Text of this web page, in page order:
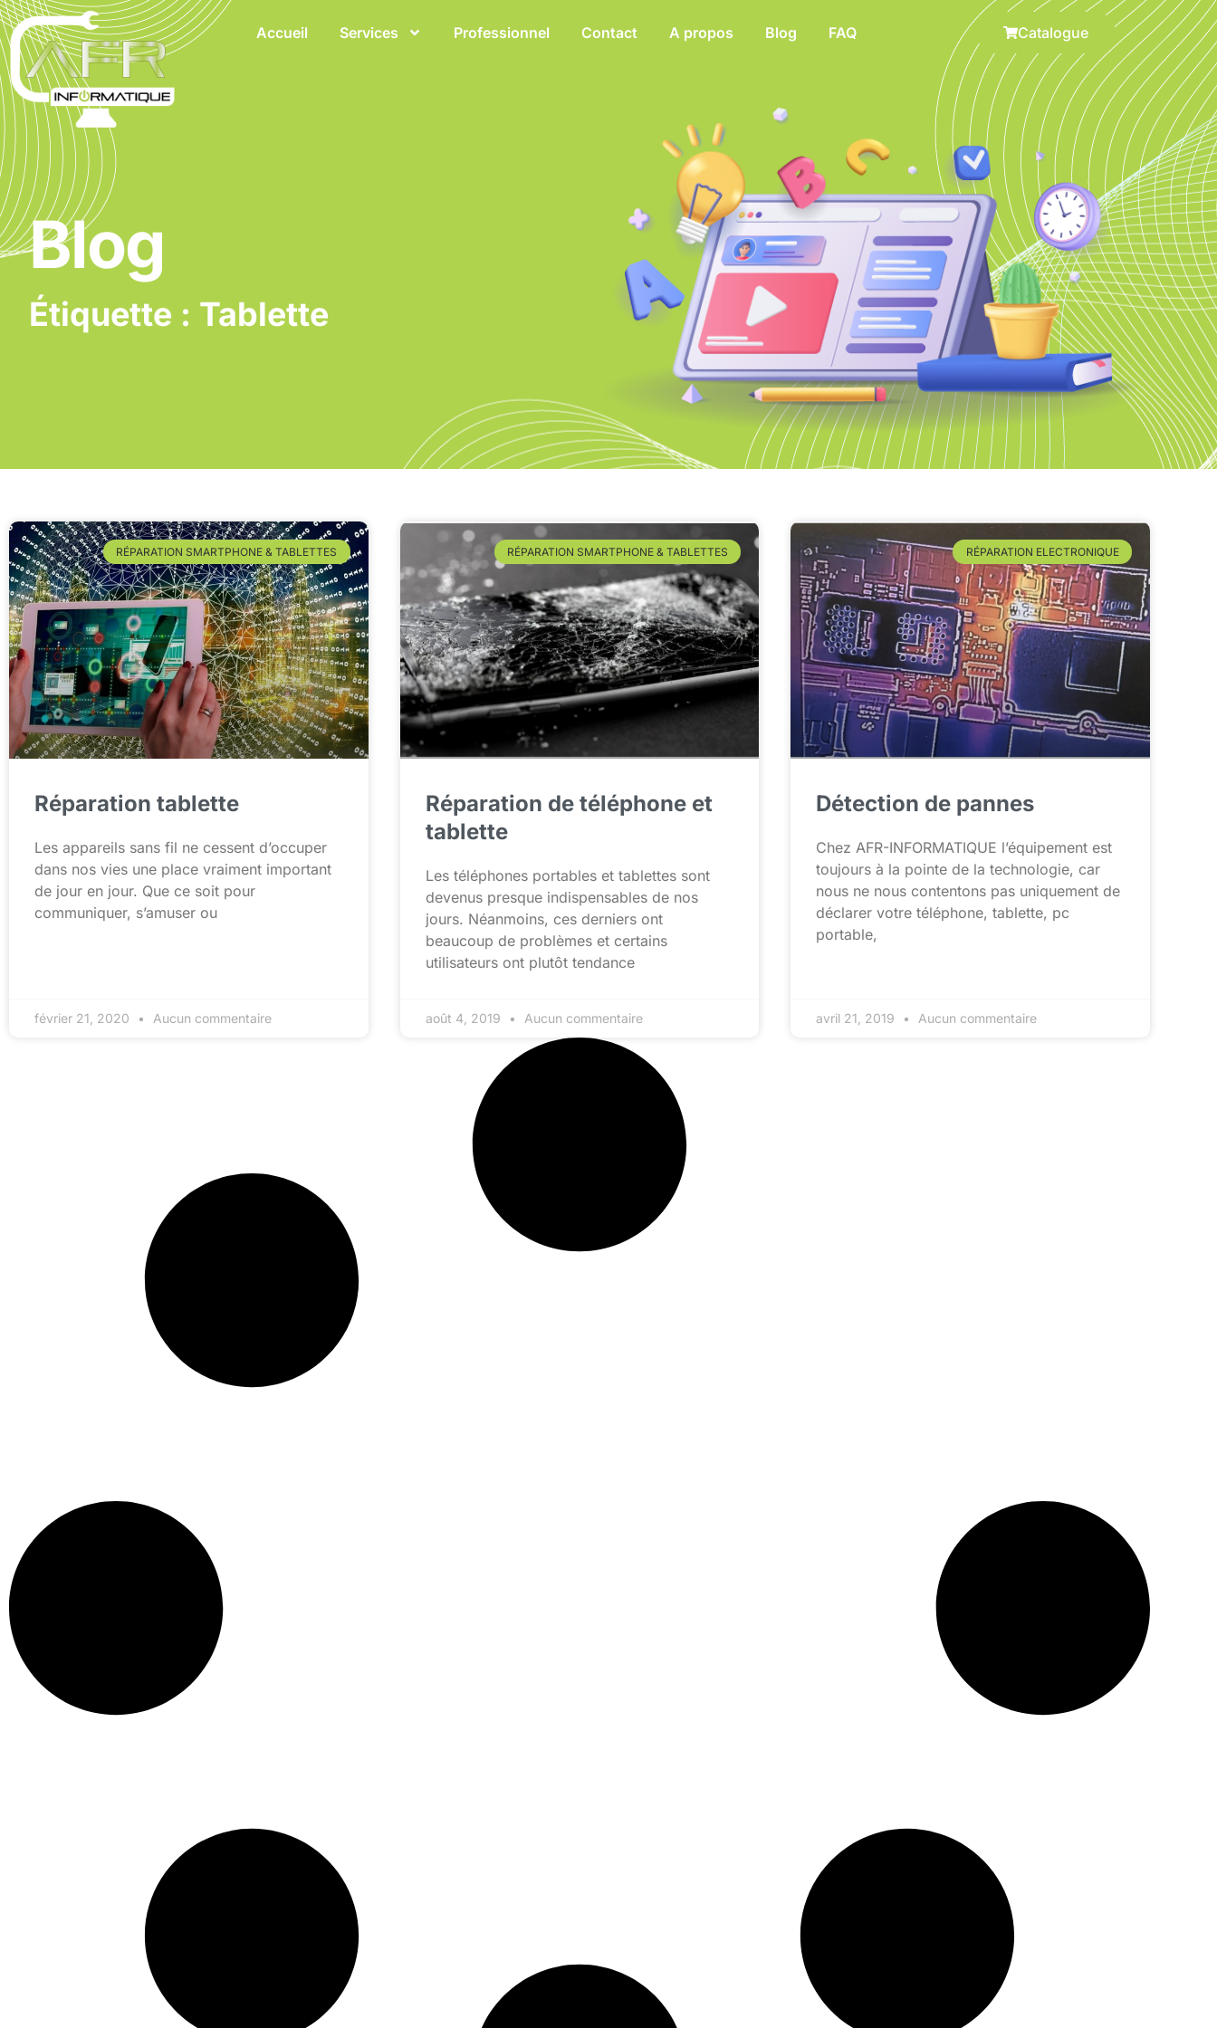
Accueil Services Professionnel Contact A propos Blog FAQ Catalogue
Blog
Étiquette : Tablette
RÉPARATION SMARTPHONE & TABLETTES
Réparation tablette
Les appareils sans fil ne cessent d’occuper
dans nos vies une place vraiment important
de jour en jour. Que ce soit pour
communiquer, s’amuser ou
février 21, 2020 Aucun commentaire
RÉPARATION SMARTPHONE & TABLETTES
Réparation de téléphone et
tablette
Les téléphones portables et tablettes sont
devenus presque indispensables de nos
jours. Néanmoins, ces derniers ont
beaucoup de problèmes et certains
utilisateurs ont plutôt tendance
août 4, 2019 Aucun commentaire
RÉPARATION ELECTRONIQUE
Détection de pannes
Chez AFR-INFORMATIQUE l’équipement est
toujours à la pointe de la technologie, car
nous ne nous contentons pas uniquement de
déclarer votre téléphone, tablette, pc
portable,
avril 21, 2019 Aucun commentaire